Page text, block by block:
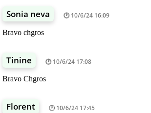
Sonia neva 10/6/24 16:09
Bravo chgros
Tinine 10/6/24 17:08
Bravo Chgros
Florent 10/6/24 17:45